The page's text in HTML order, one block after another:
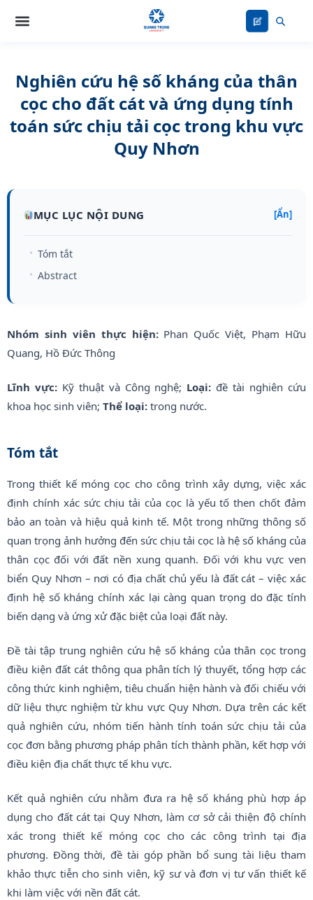
Nghiên cứu hệ số kháng của thân
cọc cho đất cát và ứng dụng tính
toán sức chịu tải cọc trong khu vực
Quy Nhơn
MỤC LỤC NỘI DUNG [Ẩn]
Tóm tắt
Abstract
Nhóm sinh viên thực hiện:Phan Quốc Việt, Phạm Hữu
Quang, Hồ Đức Thông
Lĩnh vực:Kỹ thuật và Công nghệ; Loại: đề tài nghiên cứu
khoa học sinh viên; Thể loại: trong nước.
Tóm tắt
Trong thiết kế móng cọc cho công trình xây dựng, việc xác
định chính xác sức chịu tải của cọc là yếu tố then chốt đảm
bảo an toàn và hiệu quả kinh tế. Một trong những thông số
quan trọng ảnh hưởng đến sức chịu tải cọc là hệ số kháng của
thân cọc đối với đất nền xung quanh. Đối với khu vực ven
biển Quy Nhơn – nơi có địa chất chủ yếu là đất cát – việc xác
định hệ số kháng chính xác lại càng quan trọng do đặc tính
biến dạng và ứng xử đặc biệt của loại đất này.
Đề tài tập trung nghiên cứu hệ số kháng của thân cọc trong
điều kiện đất cát thông qua phân tích lý thuyết, tổng hợp các
công thức kinh nghiệm, tiêu chuẩn hiện hành và đối chiếu với
dữ liệu thực nghiệm từ khu vực Quy Nhơn. Dựa trên các kết
quả nghiên cứu, nhóm tiến hành tính toán sức chịu tải của
cọc đơn bằng phương pháp phân tích thành phần, kết hợp với
điều kiện địa chất thực tế khu vực.
Kết quả nghiên cứu nhằm đưa ra hệ số kháng phù hợp áp
dụng cho đất cát tại Quy Nhơn, làm cơ sở cải thiện độ chính
xác trong thiết kế móng cọc cho các công trình tại địa
phương. Đồng thời, đề tài góp phần bổ sung tài liệu tham
khảo thực tiễn cho sinh viên, kỹ sư và đơn vị tư vấn thiết kế
khi làm việc với nền đất cát.